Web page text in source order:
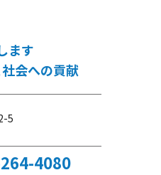
ます
会への貢献
5
4080